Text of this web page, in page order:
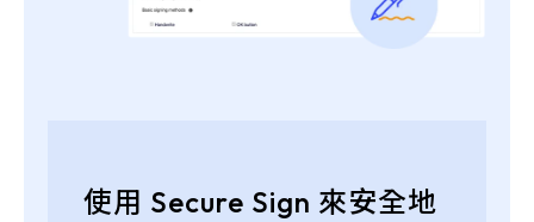
使用 Secure Sign 來安全地